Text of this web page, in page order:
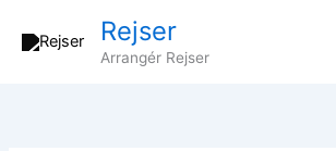
Rejser
Arrangér Rejser